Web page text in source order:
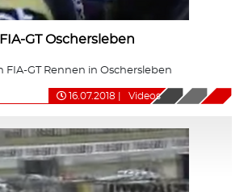
GT Oschersleben
FIA-GT Rennen in Oschersleben
16.07.2018 Videos